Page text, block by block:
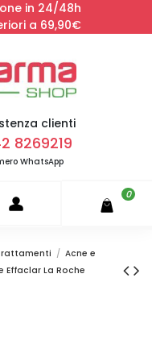
in 24/48h
a 69,90€
clienti
8269219
WhatsApp
0
Acne e
Effaclar La Roche